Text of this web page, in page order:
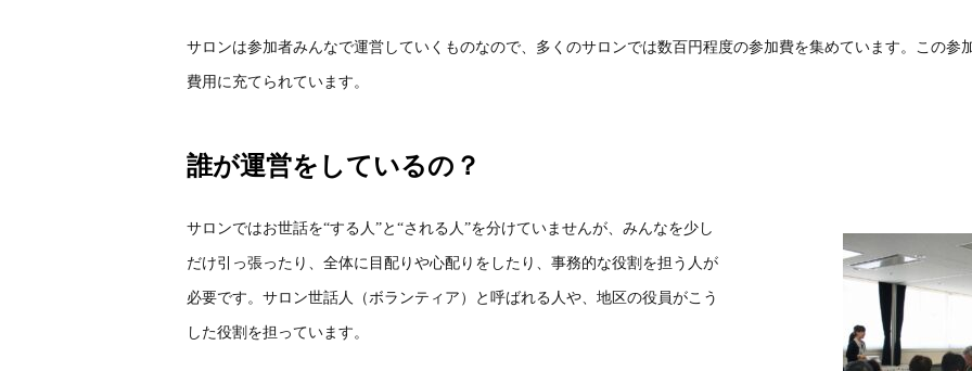
サロンは参加者みんなで運営していくものなので、多くのサロンでは数百円程度の参加費を集めています。この参
費用に充てられています。
誰が運営をしているの？
サロンではお世話を“する人”と“される人”を分けていませんが、みんなを少し
だけ引っ張ったり、全体に目配りや心配りをしたり、事務的な役割を担う人が
必要です。サロン世話人（ボランティア）と呼ばれる人や、地区の役員がこう
した役割を担っています。